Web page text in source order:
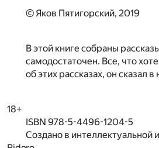
© Яков Пятигорский, 2019
В этой книге собраны
самодостаточен. Все, что
об этих рассказах, он сказал в
18+
ISBN 978-5-4496-1204-5
Создано в интеллектуальной